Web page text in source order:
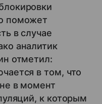
поможет
в случае
аналитик
отметил:
в том, что
в момент
к которым